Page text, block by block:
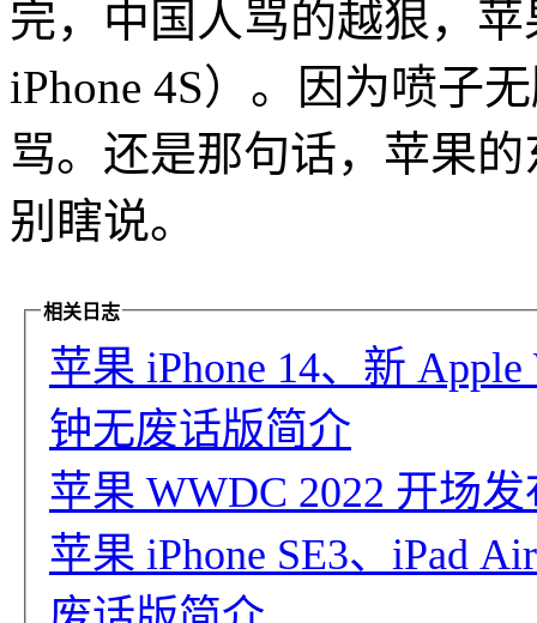
完，中国人骂的越狠，
iPhone 4S）。因为喷子
骂。还是那句话，苹果
别瞎说。
相关日志
苹果 iPhone 14、新
钟无废话版简介
苹果 WWDC 2022 开场
苹果 iPhone SE3、iPad